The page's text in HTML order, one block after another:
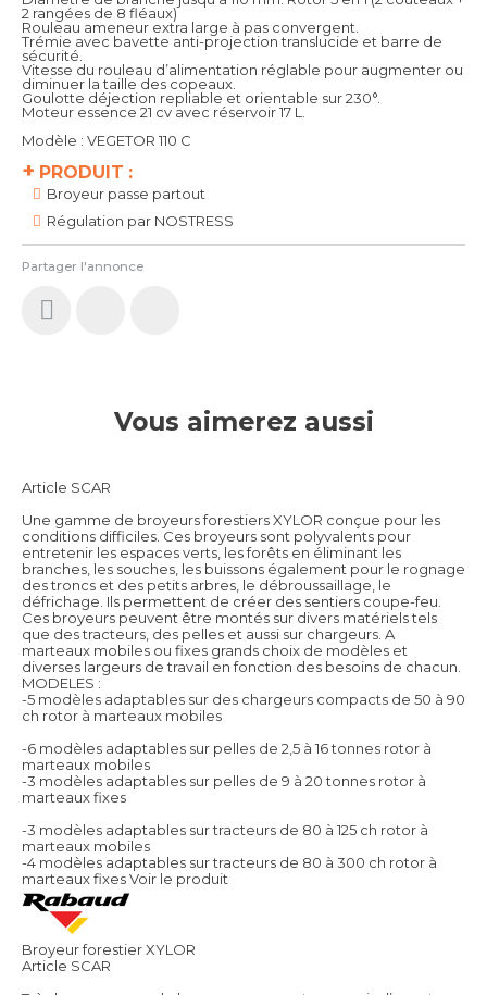
+ PRODUIT :
Broyeur passe partout
Régulation par NOSTRESS
Partager l'annonce
2 rangées de 8 fléaux)
Rouleau ameneur extra large à pas convergent.
Trémie avec bavette anti-projection translucide et barre de
sécurité.
Vitesse du rouleau d’alimentation réglable pour augmenter ou
diminuer la taille des copeaux.
Goulotte déjection repliable et orientable sur 230°.
Moteur essence 21 cv avec réservoir 17 L.
Modèle : VEGETOR 110 C
Vous aimerez aussi
Article SCAR
Une gamme de broyeurs forestiers XYLOR conçue pour les
conditions difficiles. Ces broyeurs sont polyvalents pour
entretenir les espaces verts, les forêts en éliminant les
branches, les souches, les buissons également pour le rognage
des troncs et des petits arbres, le débroussaillage, le
défrichage. Ils permettent de créer des sentiers coupe-feu.
Ces broyeurs peuvent être montés sur divers matériels tels
que des tracteurs, des pelles et aussi sur chargeurs. A
marteaux mobiles ou fixes grands choix de modèles et
diverses largeurs de travail en fonction des besoins de chacun.
MODELES :
-5 modèles adaptables sur des chargeurs compacts de 50 à 90
ch rotor à marteaux mobiles
-6 modèles adaptables sur pelles de 2,5 à 16 tonnes rotor à
marteaux mobiles
-3 modèles adaptables sur pelles de 9 à 20 tonnes rotor à
marteaux fixes
-3 modèles adaptables sur tracteurs de 80 à 125 ch rotor à
marteaux mobiles
-4 modèles adaptables sur tracteurs de 80 à 300 ch rotor à
marteaux fixesVoir le produit
Broyeur forestier XYLOR
Article SCAR